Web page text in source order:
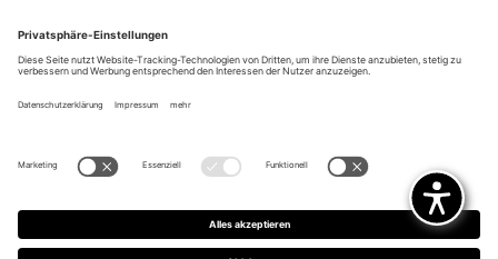
Datenschutzerklärung
Barrierefreiheitserklärung